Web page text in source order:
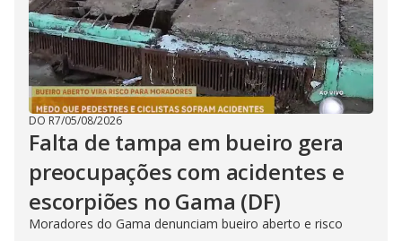
DO R7/05/08/2026
Falta de tampa em bueiro gera
preocupações com acidentes e
escorpiões no Gama (DF)
Moradores do Gama denunciam bueiro aberto e risco